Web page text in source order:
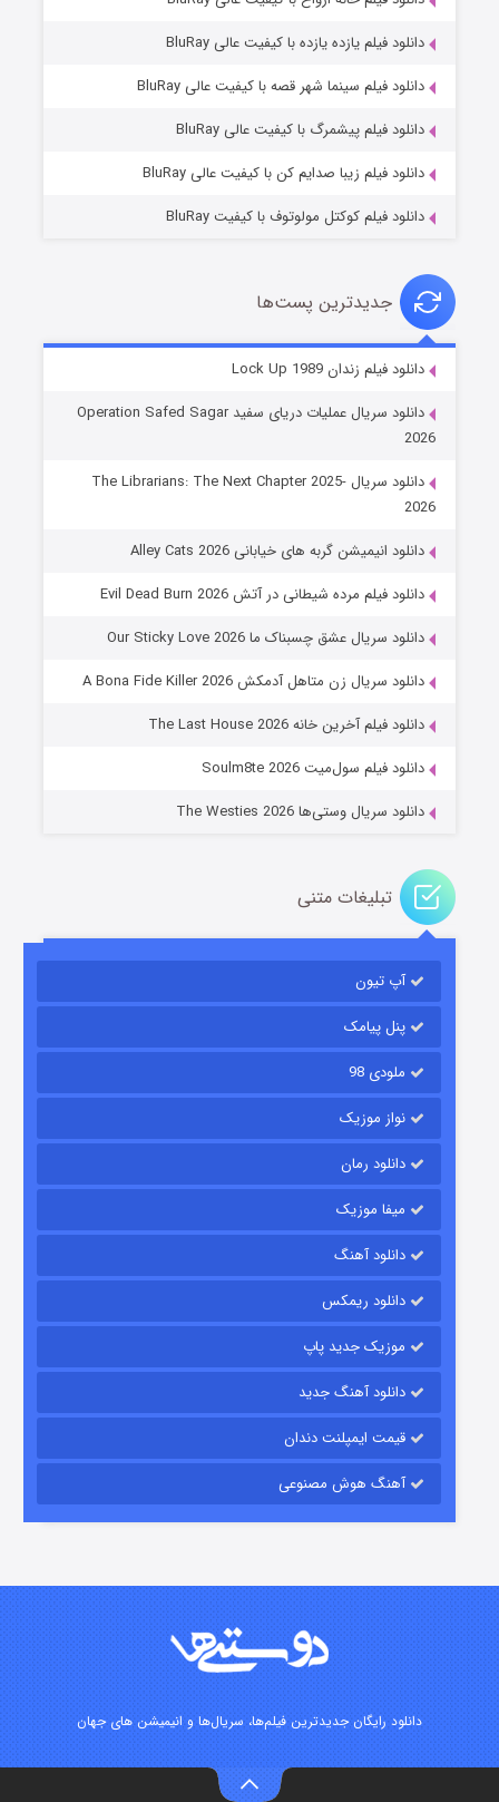
شوهر
عملیات آپارتمان
قسمت۲ (زیرنویس) منتشر شد
مردگان متحرک: شهر مرده ۳
قسمت
شوگر فصل ۲
خاندان اژدها فصل ۳
دانلود فیلم یازده یازده با کیفیت عالی BluRay
دانلود فیلم سینما شهر قصه با کیفیت عالی BluRay
دانلود فیلم پیشمرگ با کیفیت عالی BluRay
دانلود فیلم زیبا صدایم کن با کیفیت عالی BluRay
دانلود فیلم کوکتل مولوتوف با کیفیت BluRay
جدیدترین پست‌ها
دانلود فیلم زندان Lock Up 1989
دانلود سریال عملیات دریای سفید Operation Safed Sagar
2026
دانلود سریال The Librarians: The Next Chapter 2025-
2026
دانلود انیمیشن گربه های خیابانی Alley Cats 2026
دانلود فیلم مرده شیطانی در آتش Evil Dead Burn 2026
دانلود سریال عشق چسبناک ما Our Sticky Love 2026
دانلود سریال زن متاهل آدمکش A Bona Fide Killer 2026
دانلود فیلم آخرین خانه The Last House 2026
دانلود فیلم سول‌میت Soulm8te 2026
دانلود سریال وستی‌ها The Westies 2026
تبلیغات متنی
آپ تیون
پنل پیامک
ملودی 98
نواز موزیک
دانلود رمان
میفا موزیک
دانلود آهنگ
دانلود ریمکس
موزیک جدید پاپ
دانلود آهنگ جدید
قیمت ایمپلنت دندان
آهنگ هوش مصنوعی
دانلود رایگان جدیدترین فیلم‌ها، سریال‌ها و انیمیشن های جهان